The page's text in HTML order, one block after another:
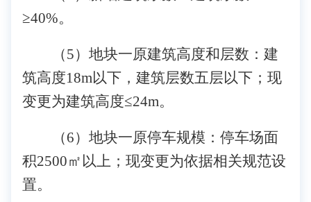
≥40%。
（5）地块一原建筑高度和层数：建
筑高度18m以下，建筑层数五层以下；现
变更为建筑高度≤24m。
（6）地块一原停车规模：停车场面
积2500㎡以上；现变更为依据相关规范设
置。